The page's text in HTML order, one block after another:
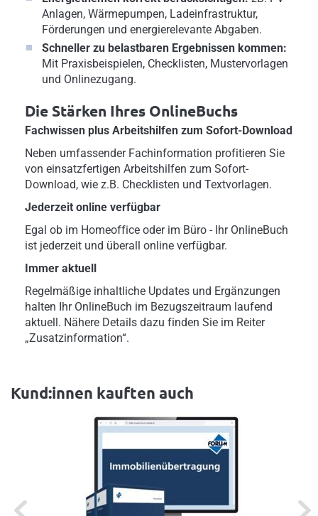
Anlagen, Wärmepumpen, Ladeinfrastruktur,
Förderungen und energierelevante Abgaben.
Schneller zu belastbaren Ergebnissen kommen:
Mit Praxisbeispielen, Checklisten, Mustervorlagen
und Onlinezugang.
Die Stärken Ihres OnlineBuchs
Fachwissen plus Arbeitshilfen zum Sofort-Download
Neben umfassender Fachinformation profitieren Sie
von einsatzfertigen Arbeitshilfen zum Sofort-
Download, wie z.B. Checklisten und Textvorlagen.
Jederzeit online verfügbar
Egal ob im Homeoffice oder im Büro - Ihr OnlineBuch
ist jederzeit und überall online verfügbar.
Immer aktuell
Regelmäßige inhaltliche Updates und Ergänzungen
halten Ihr OnlineBuch im Bezugszeitraum laufend
aktuell. Nähere Details dazu finden Sie im Reiter
„Zusatzinformation“.
Kund:innen kauften auch
Previous Next